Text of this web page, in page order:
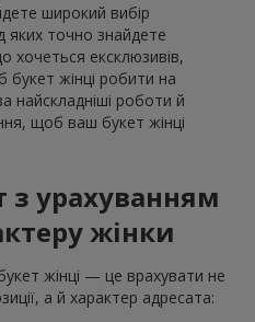
широкий вибір
яких точно знайдете
хочеться ексклюзивів,
букет жінці робити на
найскладніші роботи й
щоб ваш букет жінці
з урахуванням
жінки
жінці — це врахувати не
а й характер адресата: